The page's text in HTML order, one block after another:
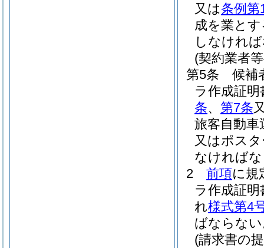
又は条例第
成を業と
しなけれ
(契約業者
第5条
候補
ラ作成証
条、 第7条
旅客自動
又はポス
なければ
2
前項に規
ラ作成証
れ様式第4
ばならな
(請求書の